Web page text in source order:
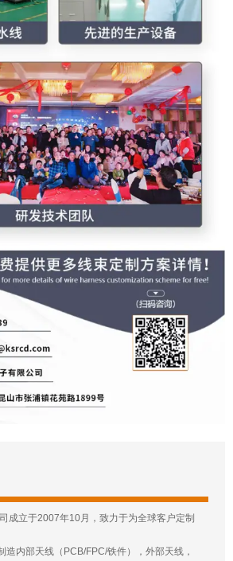
成立于2007年10月，致力于为全球客户定制
造内部天线（PCB/FPC/铁件），外部天线，